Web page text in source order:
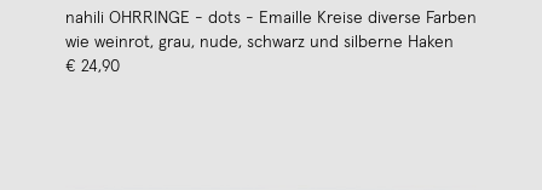
nahili OHRRINGE - dots - Emaille Kreise diverse Farben
wie weinrot, grau, nude, schwarz und silberne Haken
€ 24,90